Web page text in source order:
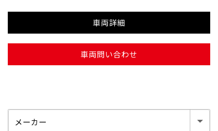
車両詳細
車両問い合わせ